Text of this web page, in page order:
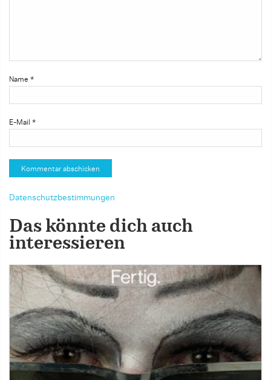
Name *
E-Mail *
Datenschutzbestimmungen
Das könnte dich auch
interessieren